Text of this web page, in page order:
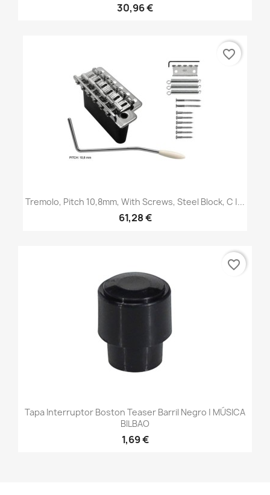
30,96 €
Tremolo, Pitch 10,8mm, With Screws, Steel Block, C |...
61,28 €
favorite_border
Tapa Interruptor Boston Teaser Barril Negro | MÚSICA
BILBAO
1,69 €
favorite_border